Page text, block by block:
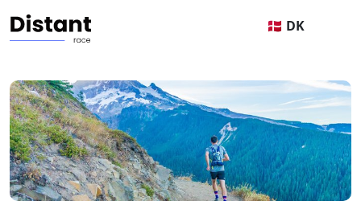
🇩🇰 DK